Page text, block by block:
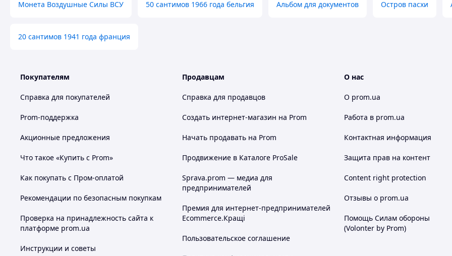
Монета Воздушные Силы ВСУ 50 сантимов 1966 года бельгия Альбом для документов Остров пасхи
20 сантимов 1941 года франция
Покупателям
Справка для покупателей
Prom-поддержка
Акционные предложения
Что такое «Купить с Prom»
Как покупать с Пром-оплатой
Рекомендации по безопасным покупкам
Проверка на принадлежность сайта к
платформе prom.ua
Инструкции и советы
Продавцам
Справка для продавцов
Создать интернет-магазин на Prom
Начать продавать на Prom
Продвижение в Каталоге ProSale
Sprava.prom — медиа для
предпринимателей
Премия для интернет-предпринимателей
Ecommerce.Кращі
Пользовательское соглашение
О нас
О prom.ua
Работа в prom.ua
Контактная информация
Защита прав на контент
Content right protection
Отзывы о prom.ua
Помощь Силам обороны
(Volonter by Prom)